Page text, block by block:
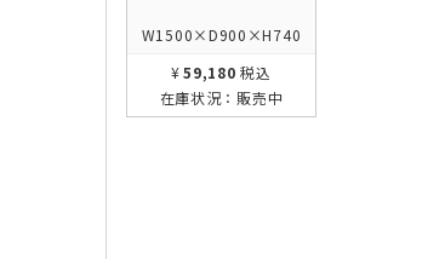
W1500×D900×H740
¥59,180 税込
在庫状況： 販売中